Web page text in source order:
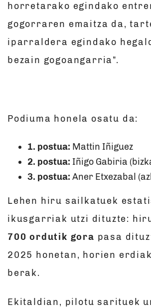
horretarako egindako
gogorraren emaitza da,
iparraldera egindako
bezain gogoangarria”.
Podiuma honela osatu da:
1. postua: Mattin Iñiguez
2. postua: Iñigo Gabiria
3. postua: Aner Etxezabal
Lehen hiru sailkatuek
ikusgarriak utzi dituzte:
700 ordutik gora pasa
2025 honetan, horien
berak.
Ekitaldian, pilotu sarituek